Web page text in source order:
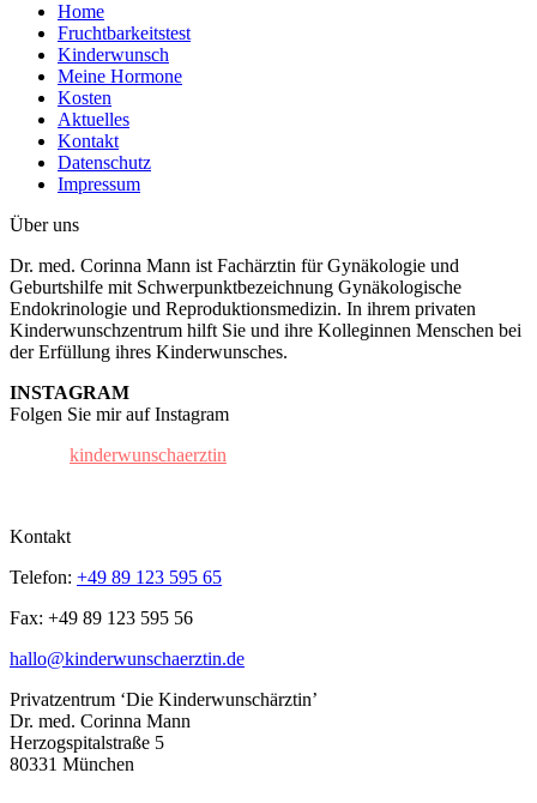
Home
Fruchtbarkeitstest
Kinderwunsch
Meine Hormone
Kosten
Aktuelles
Kontakt
Datenschutz
Impressum
Über uns
Dr. med. Corinna Mann ist Fachärztin für Gynäkologie und
Geburtshilfe mit Schwerpunktbezeichnung Gynäkologische
Endokrinologie und Reproduktionsmedizin. In ihrem privaten
Kinderwunschzentrum hilft Sie und ihre Kolleginnen Menschen bei
der Erfüllung ihres Kinderwunsches.
INSTAGRAM
Folgen Sie mir auf Instagram
kinderwunschaerztin
Kontakt
Telefon: +49 89 123 595 65
Fax: +49 89 123 595 56
hallo@kinderwunschaerztin.de
Privatzentrum ‘Die Kinderwunschärztin’
Dr. med. Corinna Mann
Herzogspitalstraße 5
80331 München